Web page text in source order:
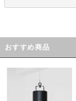
おすすめ商品